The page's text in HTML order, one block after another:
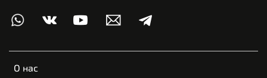
О нас